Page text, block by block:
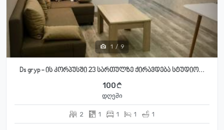
1 / 9
Ds gryp - ის კორპუსში 23 სართულზე ქირავდება სტუდიო...
100
დღეში
2 1 1 1 1